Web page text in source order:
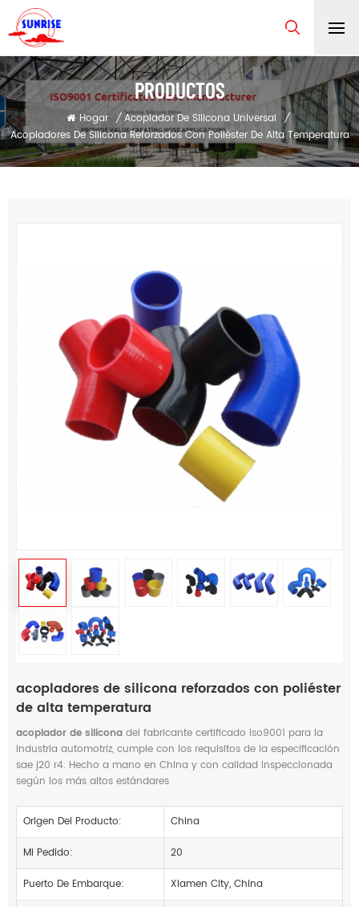
PRODUCTOS
Hogar / Acoplador De Silicona Universal /
Acopladores De Silicona Reforzados Con Poliéster De Alta Temperatura
acopladores de silicona reforzados con poliéster
de alta temperatura
acoplador de silicona del fabricante certificado iso9001 para la
industria automotriz, cumple con los requisitos de la especificación
sae j20 r4. Hecho a mano en China y con calidad inspeccionada
según los más altos estándares
Origen Del Producto: China
Mi Pedido: 20
Puerto De Embarque: Xiamen City, China